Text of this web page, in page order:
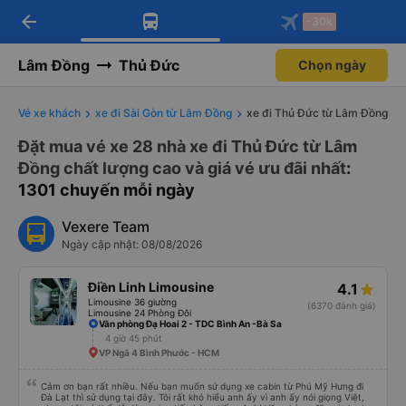
Tải app Vexere ngay!
Nhận ưu đãi thành viên độc
Mở app
Tải app Vexere
-30k/ghế khi đặt vé máy bay qua
Mở app
arrow_back -30k
Lâm Đồng Thủ Đức Chọn ngày
Vé xe khách xe đi Sài Gòn từ Lâm Đồng xe đi Thủ Đức từ Lâm Đồng
Đặt mua vé xe 28 nhà xe đi Thủ Đức từ Lâm
Đồng chất lượng cao và giá vé ưu đãi nhất:
1301 chuyến mỗi ngày
Vexere Team
Ngày cập nhật: 08/08/2026
Điền Linh Limousine
Limousine 36 giường
Limousine 24 Phòng Đôi
4.1
(6370 đánh giá)
Văn phòng Đạ Hoai 2 - TDC Bình An -Bà Sa
4 giờ 45 phút
VP Ngã 4 Bình Phước - HCM
Cảm ơn bạn rất nhiều. Nếu bạn muốn sử dụng xe cabin từ Phú Mỹ Hưng đi
Đà Lạt thì sử dụng tại đây. Tôi rất khó hiểu anh ấy vì anh ấy nói giọng Việt,